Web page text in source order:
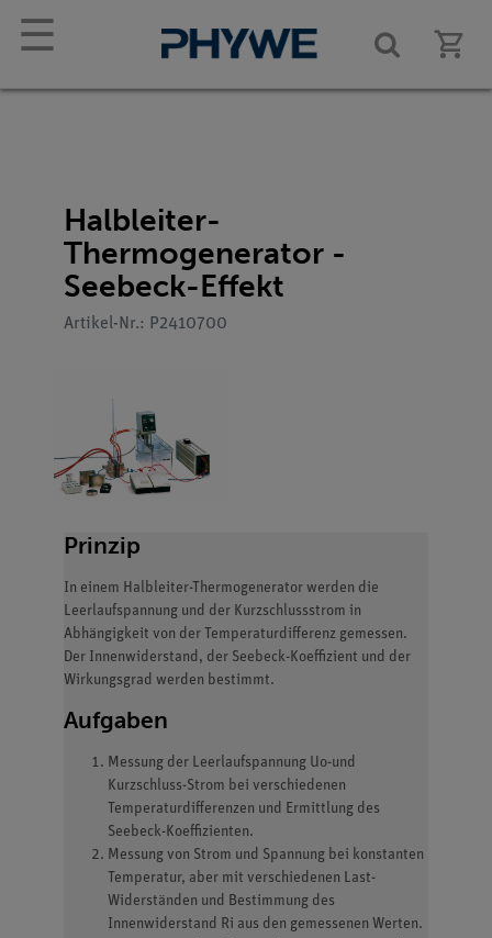
☰
Halbleiter-
Thermogenerator -
Seebeck-Effekt
Artikel-Nr.: P2410700
Prinzip
In einem Halbleiter-Thermogenerator werden die
Leerlaufspannung und der Kurzschlussstrom in
Abhängigkeit von der Temperaturdifferenz gemessen.
Der Innenwiderstand, der Seebeck-Koeffizient und der
Wirkungsgrad werden bestimmt.
Aufgaben
Messung der Leerlaufspannung Uo-und
Kurzschluss-Strom bei verschiedenen
Temperaturdifferenzen und Ermittlung des
Seebeck-Koeffizienten.
Messung von Strom und Spannung bei konstanten
Temperatur, aber mit verschiedenen Last-
Widerständen und Bestimmung des
Innenwiderstand Ri aus den gemessenen Werten.